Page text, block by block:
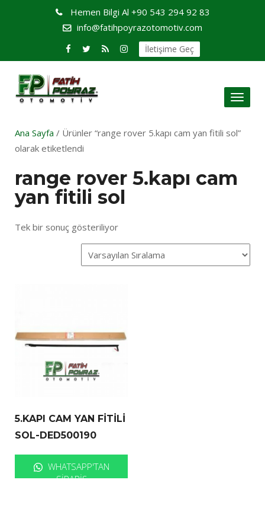
Hemen Bilgi Al +90 543 294 92 83
info@fatihpoyrazotomotiv.com
İletişime Geç
Toggle
Ana Sayfa / Ürünler “range rover 5.kapı cam yan fitili sol”
olarak etiketlendi
range rover 5.kapı cam
yan fitili sol
Tek bir sonuç gösteriliyor
5.KAPI CAM YAN FİTİLİ
SOL-DED500190
WHATSAPP'TAN
SIPARIŞ